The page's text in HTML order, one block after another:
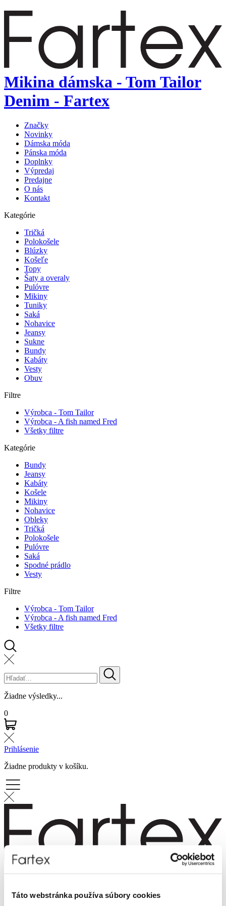
Táto webstránka používa súbory cookies
Mikina dámska - Tom Tailor
Denim - Fartex
Značky
Novinky
Dámska móda
Pánska móda
Doplnky
Výpredaj
Predajne
O nás
Kontakt
Kategórie
Tričká
Polokošele
Blúzky
Košeľe
Topy
Šaty a overaly
Pulóvre
Mikiny
Tuniky
Saká
Nohavice
Jeansy
Sukne
Bundy
Kabáty
Vesty
Obuv
Filtre
Výrobca - Tom Tailor
Výrobca - A fish named Fred
Všetky filtre
Kategórie
Bundy
Jeansy
Kabáty
Košele
Mikiny
Nohavice
Obleky
Tričká
Polokošele
Pulóvre
Saká
Spodné prádlo
Vesty
Filtre
Výrobca - Tom Tailor
Výrobca - A fish named Fred
Všetky filtre
Žiadne výsledky...
0
Prihlásenie
Žiadne produkty v košíku.
Značky
Dámska móda